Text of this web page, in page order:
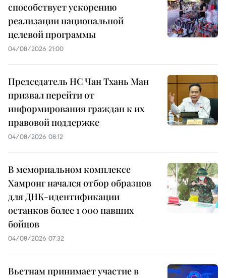
способствует ускорению
реализации национальной
целевой программы
04/08/2026 21:00
Председатель НС Чан Тхань Ман
призвал перейти от
информирования граждан к их
правовой поддержке
04/08/2026 08:12
В мемориальном комплексе
Хамронг начался отбор образцов
для ДНК-идентификации
останков более 1 000 павших
бойцов
04/08/2026 07:32
Вьетнам принимает участие в